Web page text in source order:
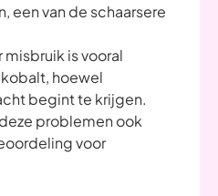
een van de schaarsere
is vooral
hoewel
begint te krijgen.
problemen ook
voor